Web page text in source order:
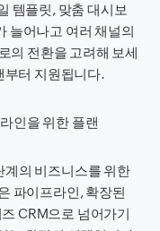
템플릿, 맞춤 대시보
늘어나고 여러 채널의
의 전환을 고려해 보세
부터 지원됩니다.
인을 위한 플랜
계의 비즈니스를 위한
파이프라인, 확장된
CRM으로 넘어가기